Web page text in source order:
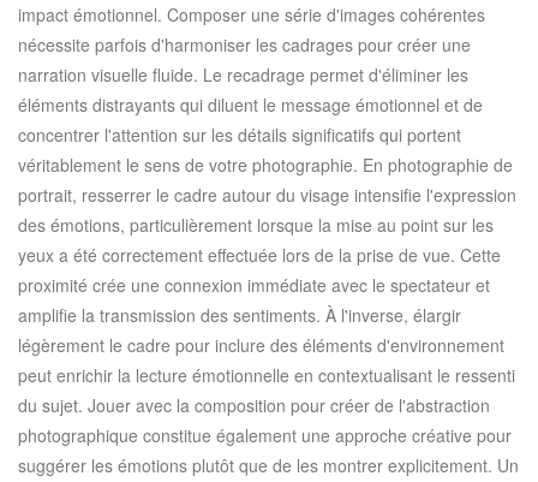
impact émotionnel. Composer une série d'images cohérentes
nécessite parfois d'harmoniser les cadrages pour créer une
narration visuelle fluide. Le recadrage permet d'éliminer les
éléments distrayants qui diluent le message émotionnel et de
concentrer l'attention sur les détails significatifs qui portent
véritablement le sens de votre photographie. En photographie de
portrait, resserrer le cadre autour du visage intensifie l'expression
des émotions, particulièrement lorsque la mise au point sur les
yeux a été correctement effectuée lors de la prise de vue. Cette
proximité crée une connexion immédiate avec le spectateur et
amplifie la transmission des sentiments. À l'inverse, élargir
légèrement le cadre pour inclure des éléments d'environnement
peut enrichir la lecture émotionnelle en contextualisant le ressenti
du sujet. Jouer avec la composition pour créer de l'abstraction
photographique constitue également une approche créative pour
suggérer les émotions plutôt que de les montrer explicitement. Un